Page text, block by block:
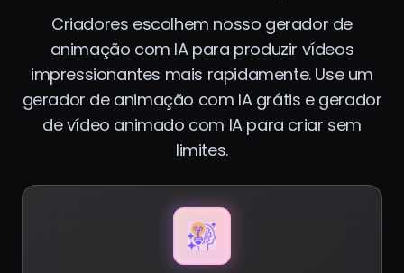
Criadores escolhem nosso gerador de
animação com IA para produzir vídeos
impressionantes mais rapidamente. Use um
gerador de animação com IA grátis e gerador
de vídeo animado com IA para criar sem
limites.